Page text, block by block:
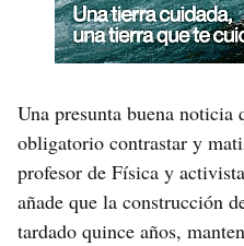
Una presunta buena noticia
obligatorio contrastar y
profesor de Física y
añade que la construcción
tardado quince años,